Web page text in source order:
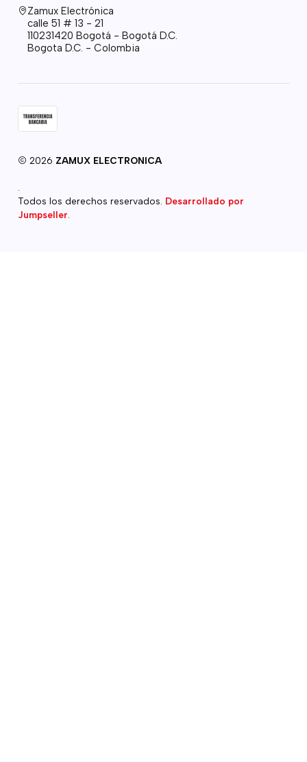
Zamux Electrónica
calle 51 # 13 - 21
110231420 Bogotá - Bogotá D.C.
Bogota D.C. - Colombia
2026 ZAMUX ELECTRONICA
Todos los derechos reservados. Desarrollado por
Jumpseller